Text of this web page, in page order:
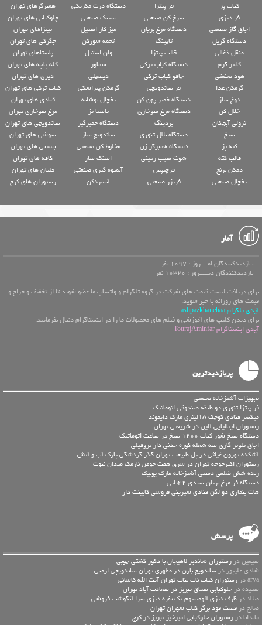
کباب پز
فر دیزی
اجاق گاز صنعتی
دستگاه گریل
منقل ذغالی
کانتر گرم
هود صنعتی
گرمکن غذا
دوغ ساز
خلال کن
ترولی آبچکان
سیخ
کته پز
قالب کته
دمکن برنج
یخچال صنعتی
فر پیتزا
سرخ کن صنعتی
دستگاه مرغ بریان
تاپینگ
قالب پیتزا
دستگاه کباب ترکی
چاقو کباب ترکی
فر ساندویچی
دستگاه خمیر پهن کن
دستگاه مرغ سوخاری
بردینگ
دستگاه بلال تنوری
دستگاه همبرگر زن
شوت سیب زمینی
فرچیپس
فریزر صنعتی
دستگاه ذرت مکزیکی
سینک صنعتی
میز کار استیل
تخمه شورکن
وان استیل
سماور
دیسپلی
گرمکن پیراشکی
یخچال نوشابه
پاستا پز
دستگاه خمیرگیر
ساندویچ ساز
مخلوط کن صنعتی
اسنک ساز
آبمیوه گیری صنعتی
آبسردکن
همبرگرهای تهران
چلوکبابی های تهران
پیتزاهای تهران
جگرکی های تهران
پاستاهای تهران
کله پاچه های تهران
دیزی های تهران
کباب ترکی های تهران
قنادی های تهران
مرغ سوخاری تهران
ساندویچی های تهران
سوشی های تهران
بستنی های تهران
کافه های تهران
قلیان های تهران
رستوران های کرج
آمار
بـازدیدکنندگان امــــروز : 1097 نفر
بازدیدکنندگان دیـــــروز : 10320 نفر
برای دریافت لیست قیمت های شرکت در گروه تلگرام و واتساپ ما عضو شوید تا از تخفیف و حراج و
قیمت های روزانه با خبر شوید.
آیدی تلگرام ashpazkhanehaa
برای دیدن کلیپ های آموزشی و فیلم های محصولات ما را در اینستاگرام دنبال بفرمایید.
آیدی اینستاگرام TourajAminfar
پربازدیدترین
تجهیزات آشپزخانه صنعتی
فر پیتزا تنوری دو طبقه صندوقی اتوماتیک
میکسر قنادی کوچک 15لیتری مارک دایموند
رستوران ایتالیایی آلین در شریعتی تهران
دستگاه سیخ شور کباب 1200 سیخ در ساعت اتوماتیک
اجاق پلوپز گازی سه شعله کوره چدنی دار پروفیلی
آشکده تهرون غیاثی در پل طبیعت تهران گذر گردشگی پارک آب و آتش
رستوران اکبرجوجه تهران در شرق هفت حوض نارمک میدان نبوت
رنده شش ضلعی دستی آشپزخانه مارک یونیک
دستگاه فر مرغ بریان سبدی 42تایی
هات بنماری دو لگن قنادی شیرینی فروشی کابینت دار
پرسش
سیمین در رستوران شاندیز لاهیجان با دکور کشتی چوبی
شادی علیپور در ساندویچ بارن در مطهری تهران ساندویچی ارمنی
arya در
رستوران کباب ناب بناب تهران آیت الله کاشانی
سپیده در چلوکبابی سماق تبریز در سعادت آباد تهران
میلاد در ظرف دیزی آلومینیوم تک نفره دیزی سرا آبگوشت فروشی
صالح در فست فود برگر کلاب شهران تهران
ماندانا در رستوران چلوکبابی امیرخیز تبریز در کرج